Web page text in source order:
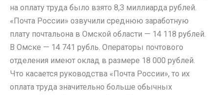
на оплату труда было взято 8,3 миллиарда рублей.
«Почта России» озвучили среднюю заработную
плату почтальона в Омской области — 14 118 рублей.
В Омске — 14 741 рубль. Операторы почтового
отделения имеют оклад в размере 18 000 рублей.
Что касается руководства «Почта России», то их
оплата труда значительно больше обычных